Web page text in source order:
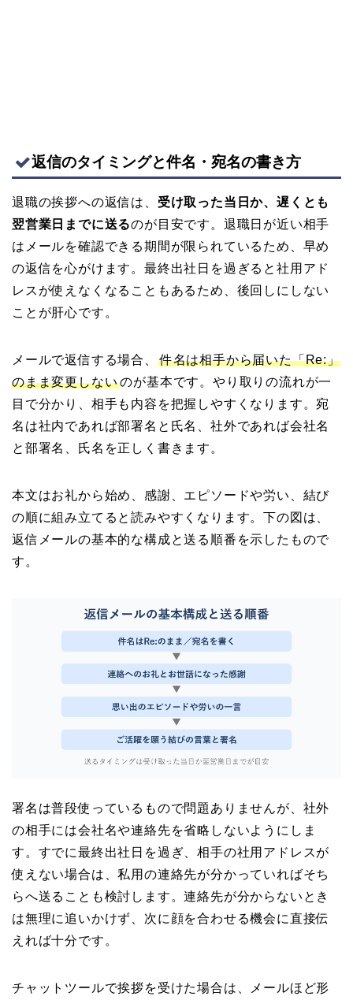
返信のタイミングと件名・宛名の書き方
退職の挨拶への返信は、 受け取った当日か、遅くとも
翌営業日までに送るのが目安です。退職日が近い相手
はメールを確認できる期間が限られているため、早め
の返信を心がけます。最終出社日を過ぎると社用アド
レスが使えなくなることもあるため、後回しにしない
ことが肝心です。
メールで返信する場合、
件名は相手から届いた「Re:」
のまま変更しないのが基本です。やり取りの流れが一
目で分かり、相手も内容を把握しやすくなります。宛
名は社内であれば部署名と氏名、社外であれば会社名
と部署名、氏名を正しく書きます。
本文はお礼から始め、感謝、エピソードや労い、結び
の順に組み立てると読みやすくなります。下の図は、
返信メールの基本的な構成と送る順番を示したもので
す。
署名は普段使っているもので問題ありませんが、社外
の相手には会社名や連絡先を省略しないようにしま
す。すでに最終出社日を過ぎ、相手の社用アドレスが
使えない場合は、私用の連絡先が分かっていればそち
らへ送ることも検討します。連絡先が分からないとき
は無理に追いかけず、次に顔を合わせる機会に直接伝
えれば十分です。
チャットツールで挨拶を受けた場合は、メールほど形